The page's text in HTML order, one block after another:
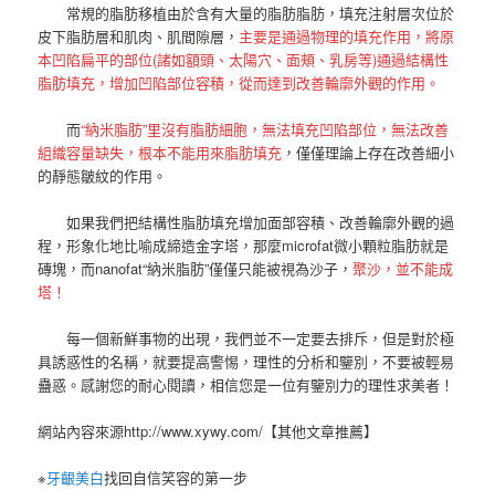
常規的脂肪移植由於含有大量的脂肪脂肪，填充注射層次位於
皮下脂肪層和肌肉、肌間隙層， 主要是通過物理的填充作用，將原
本凹陷扁平的部位(諸如額頭、太陽穴、面頰、乳房等)通過結構性
脂肪填充，增加凹陷部位容積，從而達到改善輪廓外觀的作用。
而“納米脂肪”里沒有脂肪細胞，無法填充凹陷部位，無法改善
組織容量缺失，根本不能用來脂肪填充 ，僅僅理論上存在改善細小
的靜態皺紋的作用。
如果我們把結構性脂肪填充增加面部容積、改善輪廓外觀的過
程，形象化地比喻成締造金字塔，那麼microfat微小顆粒脂肪就是
磚塊，而nanofat“納米脂肪”僅僅只能被視為沙子，聚沙，並不能成
塔！
每一個新鮮事物的出現，我們並不一定要去排斥，但是對於極
具誘惑性的名稱，就要提高警惕，理性的分析和鑒別，不要被輕易
蠱惑。感謝您的耐心閱讀，相信您是一位有鑒別力的理性求美者！
網站內容來源http://www.xywy.com/【其他文章推薦】
※牙齦美白找回自信笑容的第一步